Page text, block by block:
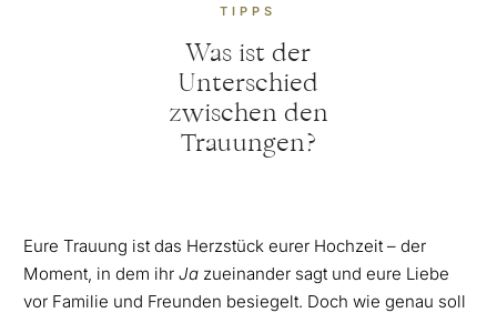
TIPPS
Was ist der
Unterschied
zwischen den
Trauungen?
Eure Trauung ist das Herzstück eurer Hochzeit – der
Moment, in dem ihr Ja zueinander sagt und eure Liebe
vor Familie und Freunden besiegelt. Doch wie genau soll